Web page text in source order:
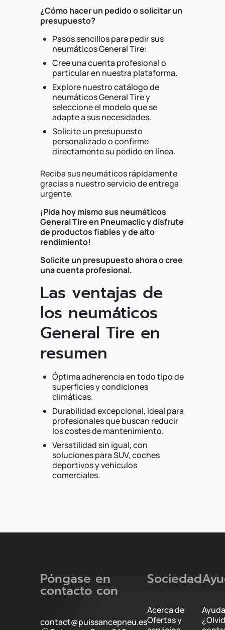
¿Cómo hacer un pedido o solicitar un
presupuesto?
Pasos sencillos para pedir sus
neumáticos General Tire:
Cree una cuenta profesional o
particular en nuestra plataforma.
Explore nuestro catálogo de
neumáticos General Tire y
seleccione el modelo que se
adapte a sus necesidades.
Solicite un presupuesto
personalizado o confirme
directamente su pedido en línea.
Reciba sus neumáticos rápidamente
gracias a nuestro servicio de entrega
urgente.
¡Pida hoy mismo sus neumáticos
General Tire en Pneumaclic y disfrute
de productos fiables y de alto
rendimiento!
Solicite un presupuesto ahora o cree
una cuenta profesional.
Las ventajas de
los neumáticos
General Tire en
resumen
Óptima adherencia en todo tipo de
superficies y condiciones
climáticas.
Durabilidad excepcional, ideal para
profesionales que buscan reducir
los costes de mantenimiento.
Versatilidad sin igual, con
soluciones para SUV, coches
deportivos y vehículos
comerciales.
Póngase en
contacto con
contact@puissancepneu.es
Sociedad
Acerca de
Ofertas y